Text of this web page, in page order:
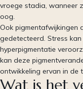
vroege stadia, wanneer
oog.
Ook pigmentafwijkingen
gedetecteerd. Stress
hyperpigmentatie
kan deze
ontwikkeling ervan in de
Wat is het